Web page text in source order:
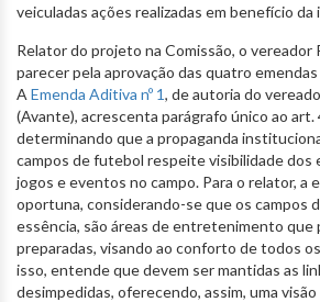
veiculadas ações realizadas em benefício
Relator do projeto na Comissão, o vereador
parecer pela aprovação das quatro
A Emenda Aditiva nº 1, de autoria do
(Avante), acrescenta parágrafo único ao art.
determinando que a propaganda
campos de futebol respeite visibilidade dos
jogos e eventos no campo. Para o relator, a
oportuna, considerando-se que os campos
essência, são áreas de entretenimento que
preparadas, visando ao conforto de todos
isso, entende que devem ser mantidas as
desimpedidas, oferecendo, assim, uma